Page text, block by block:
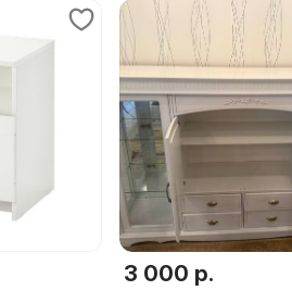
3 000 р.